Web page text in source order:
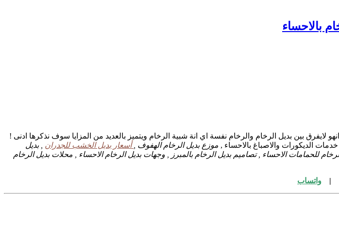
لايفرق بين بديل الرخام والرخام نفسة اي انة شبية الرخام ويتميز بالعديد من المزايا سوف نذكرها ادنى !
موزع بديل الرخام الهفوف , أسعار بديل الخشب للجدران , بديل
للحمامات الاحساء , تصاميم بديل الرخام بالمبرز , وجهات بديل الرخام الاحساء , محلات بديل الرخام
| واتساب